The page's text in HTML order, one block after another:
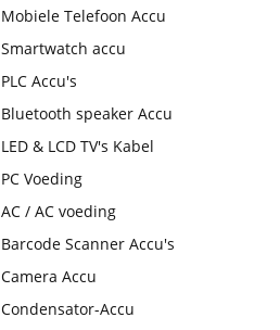
Mobiele Telefoon Accu
Smartwatch accu
PLC Accu's
Bluetooth speaker Accu
LED & LCD TV's Kabel
PC Voeding
AC / AC voeding
Barcode Scanner Accu's
Camera Accu
Condensator-Accu